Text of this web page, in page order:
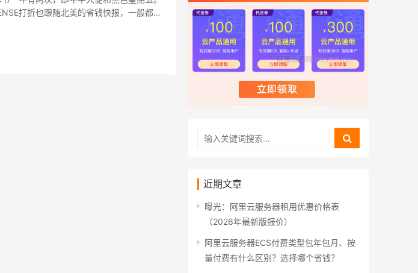
打折也跟随北美的省钱快报，一般都是
近期文章
曝光：阿里云服务器租用优惠价格表
（2026年最新版报价）
阿里云服务器ECS付费类型包年包月、按
量付费有什么区别？选择哪个省钱？